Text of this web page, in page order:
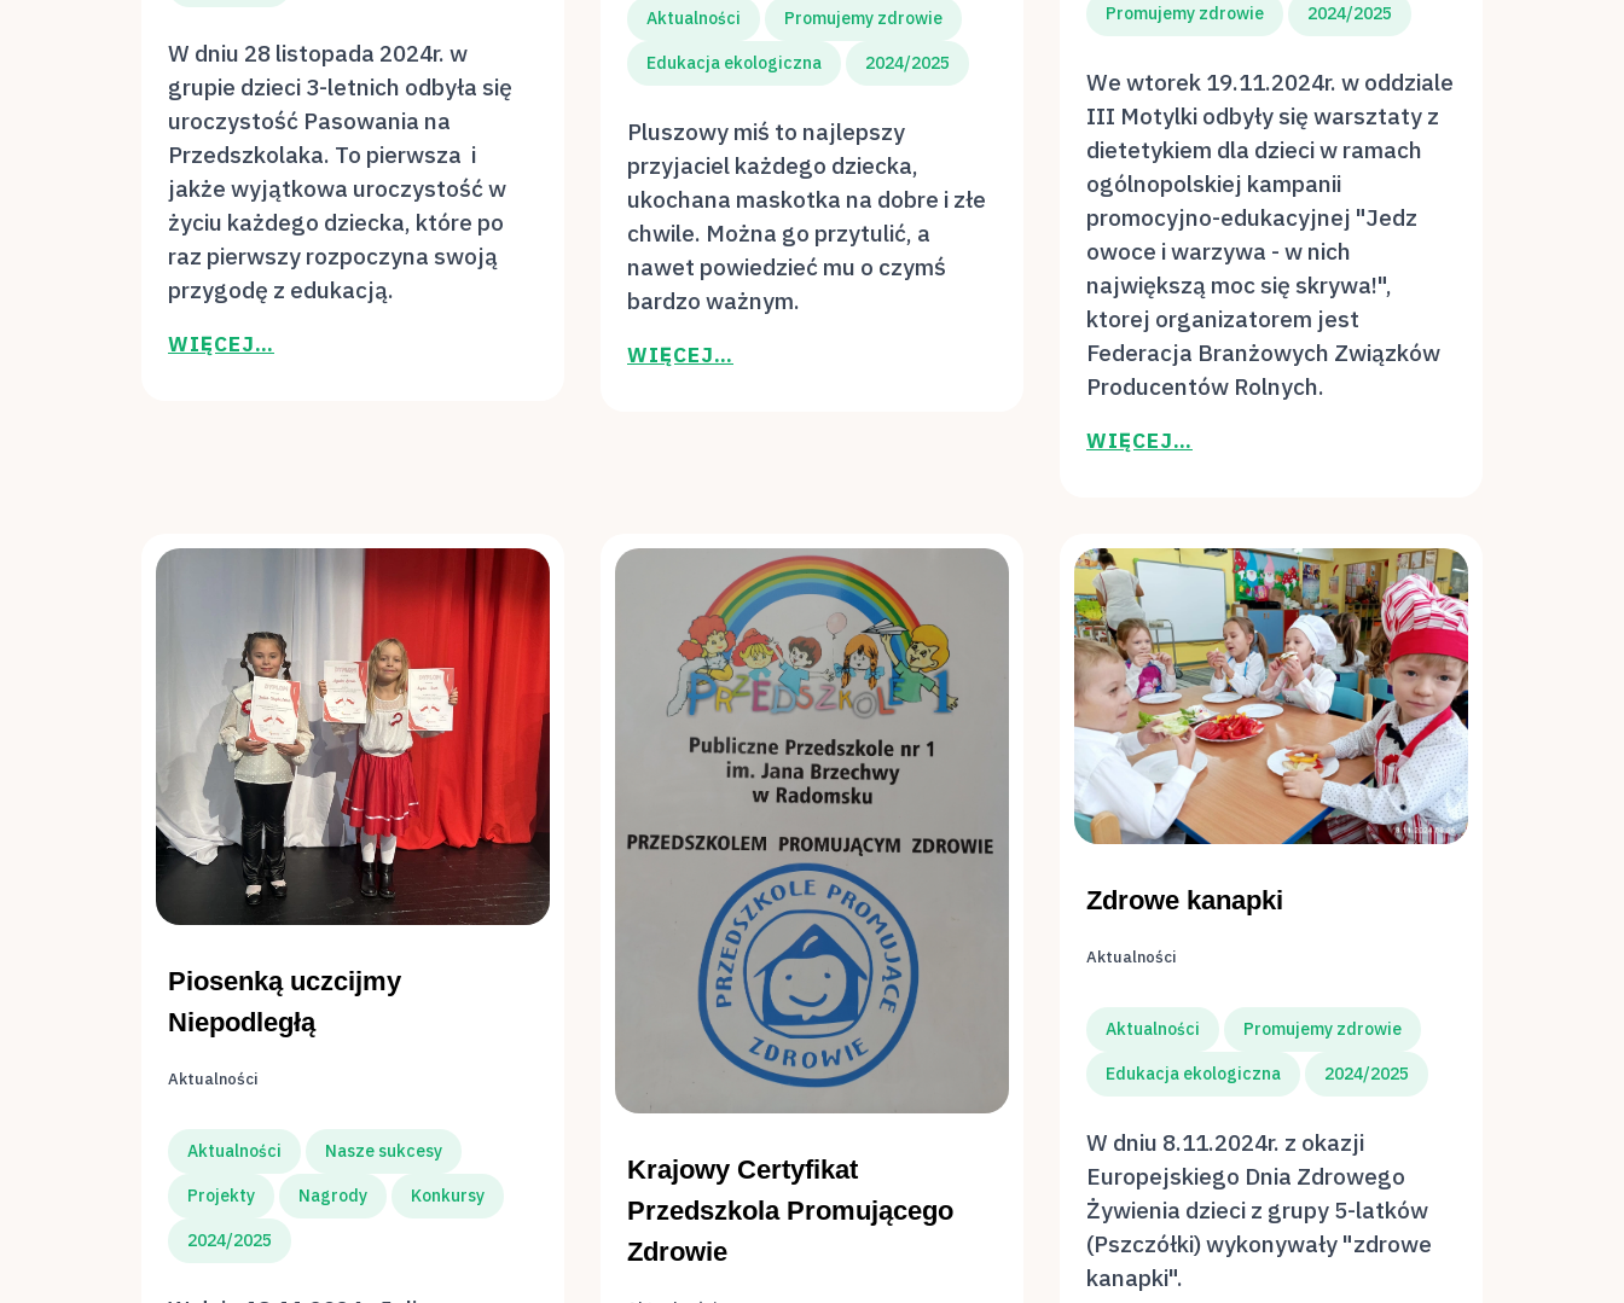
W dniu 28 listopada 2024r. w
grupie dzieci 3-letnich odbyła się
uroczystość Pasowania na
Przedszkolaka. To pierwsza i
jakże wyjątkowa uroczystość w
życiu każdego dziecka, które po
raz pierwszy rozpoczyna swoją
przygodę z edukacją.
WIĘCEJ…
Aktualności Promujemy zdrowie
Edukacja ekologiczna 2024/2025
Pluszowy miś to najlepszy
przyjaciel każdego dziecka,
ukochana maskotka na dobre i złe
chwile. Można go przytulić, a
nawet powiedzieć mu o czymś
bardzo ważnym.
WIĘCEJ…
Promujemy zdrowie 2024/2025
We wtorek 19.11.2024r. w oddziale
III Motylki odbyły się warsztaty z
dietetykiem dla dzieci w ramach
ogólnopolskiej kampanii
promocyjno-edukacyjnej "Jedz
owoce i warzywa - w nich
największą moc się skrywa!",
ktorej organizatorem jest
Federacja Branżowych Związków
Producentów Rolnych.
WIĘCEJ…
Piosenką uczcijmy
Niepodległą
Aktualności
Aktualności Nasze sukcesy
Projekty Nagrody Konkursy
2024/2025
Krajowy Certyfikat
Przedszkola Promującego
Zdrowie
Zdrowe kanapki
Aktualności
Aktualności Promujemy zdrowie
Edukacja ekologiczna 2024/2025
W dniu 8.11.2024r. z okazji
Europejskiego Dnia Zdrowego
Żywienia dzieci z grupy 5-latków
(Pszczółki) wykonywały "zdrowe
kanapki".